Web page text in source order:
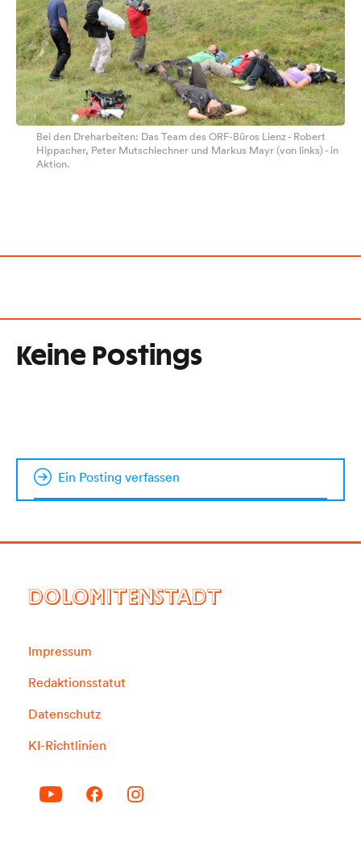
Bei den Dreharbeiten: Das Team des ORF-Büros Lienz - Robert
Hippacher, Peter Mutschlechner und Markus Mayr (von links) - in
Aktion.
Keine Postings
Ein Posting verfassen
DOLOMITENSTADT
Impressum
Redaktionsstatut
Datenschutz
KI-Richtlinien